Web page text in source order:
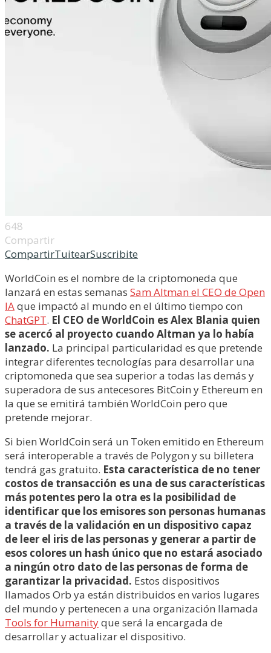
648
Compartir
CompartirTuitearSuscribite
WorldCoin es el nombre de la criptomoneda que
lanzará en estas semanas Sam Altman el CEO de Open
IAque impactó al mundo en el último tiempo con
ChatGPT. El CEO de WorldCoin es Alex Blania quien
se acercó al proyecto cuando Altman ya lo había
lanzado. La principal particularidad es que pretende
integrar diferentes tecnologías para desarrollar una
criptomoneda que sea superior a todas las demás y
superadora de sus antecesores BitCoin y Ethereum en
la que se emitirá también WorldCoin pero que
pretende mejorar.
Si bien WorldCoin será un Token emitido en Ethereum
será interoperable a través de Polygon y su billetera
tendrá gas gratuito. Esta característica de no tener
costos de transacción es una de sus características
más potentes pero la otra es la posibilidad de
identificar que los emisores son personas humanas
a través de la validación en un dispositivo capaz
de leer el iris de las personas y generar a partir de
esos colores un hash único que no estará asociado
a ningún otro dato de las personas de forma de
garantizar la privacidad. Estos dispositivos
llamados Orb ya están distribuidos en varios lugares
del mundo y pertenecen a una organización llamada
Tools for Humanityque será la encargada de
desarrollar y actualizar el dispositivo.